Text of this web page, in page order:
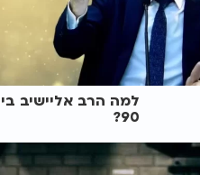
למה הרב אליישיב
90?